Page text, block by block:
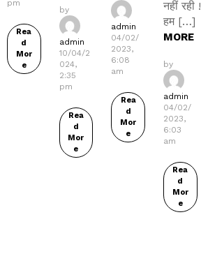
pm
Rea
d
Mor
e
by
admin
10/04/2
024,
2:35
pm
Rea
d
Mor
e
admin
04/02/
2023,
6:08
am
Rea
d
Mor
e
नहीं रही !
हम […]
MORE
by
admin
04/02/
2023,
6:03
am
Rea
d
Mor
e